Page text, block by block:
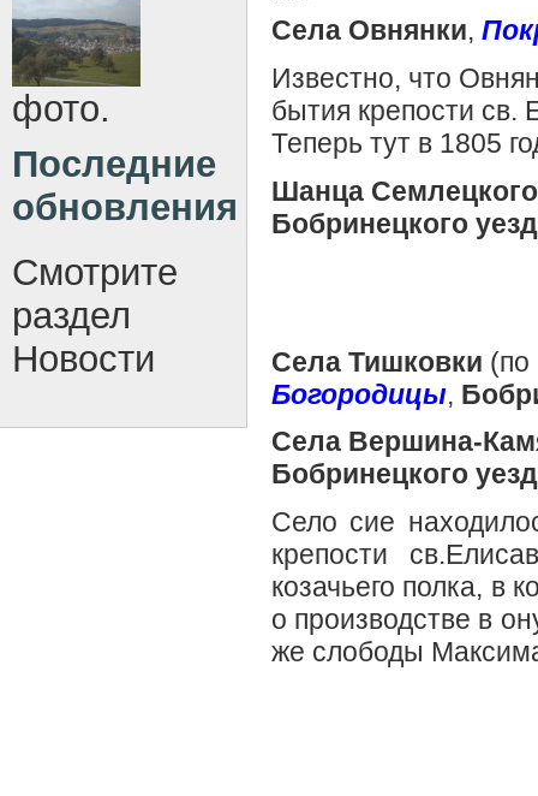
Села Овнянки,
Известно, что
бытия крепости св.
Теперь тут в 1805
Шанца Семлецкого
Бобринецкого
Села Тишковки
Богородицы,
Села Вершина-
Бобринецкого
Село сие
крепости
козачьего полка, в
о производстве в
же слободы
фото.
Последние
обновления
Смотрите
раздел
Новости